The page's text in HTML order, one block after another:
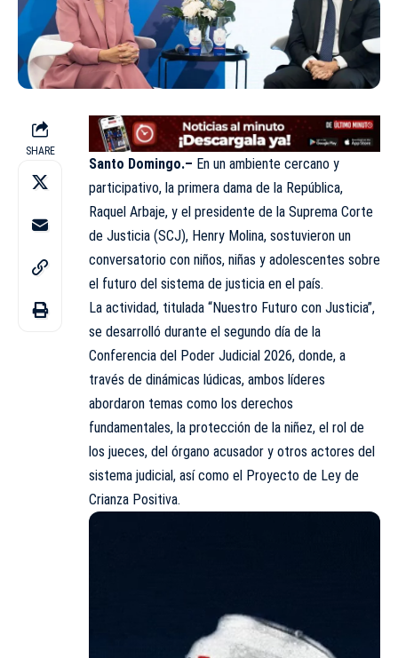
SHARE
Santo Domingo.– En un ambiente cercano y
participativo, la primera dama de la República,
Raquel Arbaje, y el presidente de la Suprema Corte
de Justicia (SCJ), Henry Molina, sostuvieron un
conversatorio con niños, niñas y adolescentes sobre
el futuro del sistema de justicia en el país.
La actividad, titulada “Nuestro Futuro con Justicia”,
se desarrolló durante el segundo día de la
Conferencia del Poder Judicial 2026, donde, a
través de dinámicas lúdicas, ambos líderes
abordaron temas como los derechos
fundamentales, la protección de la niñez, el rol de
los jueces, del órgano acusador y otros actores del
sistema judicial, así como el Proyecto de Ley de
Crianza Positiva.